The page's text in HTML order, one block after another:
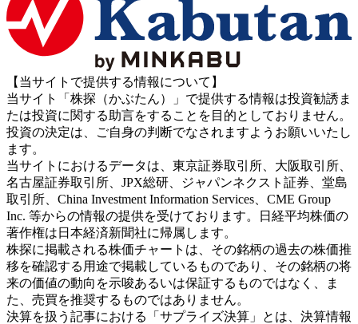
【当サイトで提供する情報について】
当サイト「株探（かぶたん）」で提供する情報は投資勧誘ま
たは投資に関する助言をすることを目的としておりません。
投資の決定は、ご自身の判断でなされますようお願いいたし
ます。
当サイトにおけるデータは、東京証券取引所、大阪取引所、
名古屋証券取引所、JPX総研、ジャパンネクスト証券、堂島
取引所、China Investment Information Services、CME Group
Inc. 等からの情報の提供を受けております。日経平均株価の
著作権は日本経済新聞社に帰属します。
株探に掲載される株価チャートは、その銘柄の過去の株価推
移を確認する用途で掲載しているものであり、その銘柄の将
来の価値の動向を示唆あるいは保証するものではなく、ま
た、売買を推奨するものではありません。
決算を扱う記事における「サプライズ決算」とは、決算情報